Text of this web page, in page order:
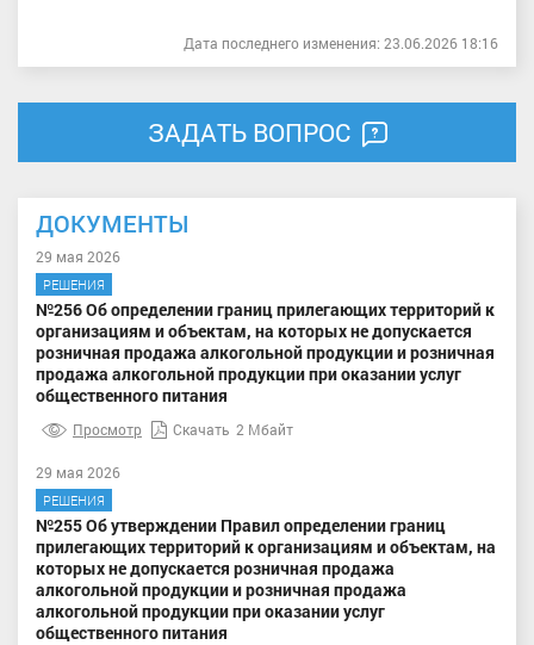
Дата последнего изменения: 23.06.2026 18:16
ЗАДАТЬ ВОПРОС
ДОКУМЕНТЫ
29 мая 2026
РЕШЕНИЯ
№256 Об определении границ прилегающих территорий к
организациям и объектам, на которых не допускается
розничная продажа алкогольной продукции и розничная
продажа алкогольной продукции при оказании услуг
общественного питания
Просмотр Скачать 2 Мбайт
29 мая 2026
РЕШЕНИЯ
№255 Об утверждении Правил определении границ
прилегающих территорий к организациям и объектам, на
которых не допускается розничная продажа
алкогольной продукции и розничная продажа
алкогольной продукции при оказании услуг
общественного питания